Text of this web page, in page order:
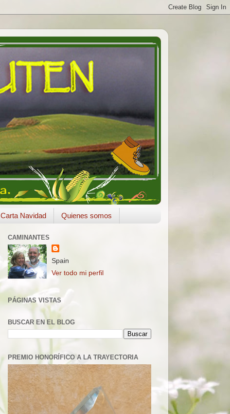
Carta Navidad Quienes somos
CAMINANTES
Spain
Ver todo mi perfil
PÁGINAS VISTAS
BUSCAR EN EL BLOG
PREMIO HONORÍFICO A LA TRAYECTORIA